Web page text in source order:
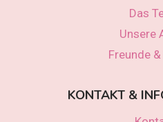
Das
Unsere
Freunde
KONTAKT &